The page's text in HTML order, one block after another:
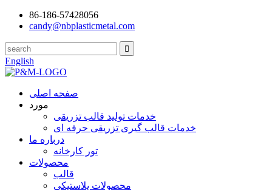
86-186-57428056
candy@nbplasticmetal.com
English
صفحه اصلی
مورد
خدمات تولید قالب تزریقی
خدمات قالب گیری تزریقی حرفه ای
درباره ما
تور کارخانه
محصولات
قالب
محصولات پلاستیکی